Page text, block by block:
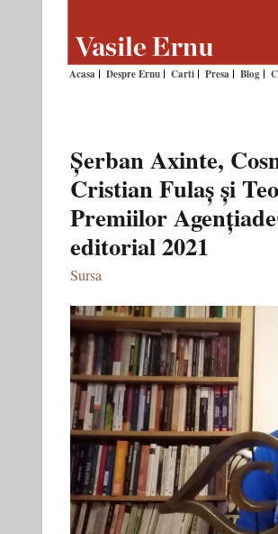
Acasa Despre Ernu Carti Presa Blog
Șerban Axinte,
Cristian Fulaș și
Premiilor
editorial 2021
Sursa